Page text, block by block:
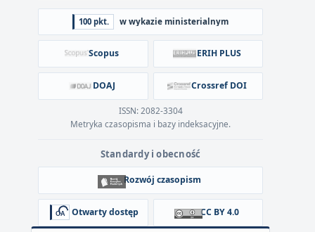
100 pkt. w wykazie ministerialnym
Scopus ERIH PLUS
DOAJ Crossref DOI
ISSN: 2082-3304
Metryka czasopisma i bazy indeksacyjne.
Standardy i obecność
Rozwój czasopism
Otwarty dostęp CC BY 4.0